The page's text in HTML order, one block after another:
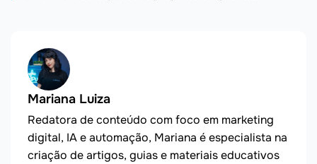
Mariana Luiza
Redatora de conteúdo com foco em marketing
digital, IA e automação, Mariana é especialista na
criação de artigos, guias e materiais educativos